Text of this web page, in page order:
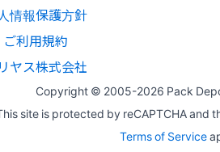
情報保護方針
ご利用規約
ヤス株式会社
Copyright © 2005-2026 Pack
site is protected by reCAPTCHA and
Terms of Service